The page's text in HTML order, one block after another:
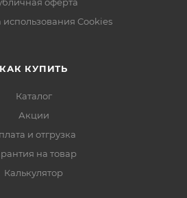
Cookies
КАК КУПИТЬ
Каталог
Акции
и отгрузка
на товар
Калькулятор